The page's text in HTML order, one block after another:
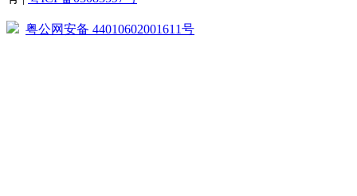
粤公网安备 44010602001611号